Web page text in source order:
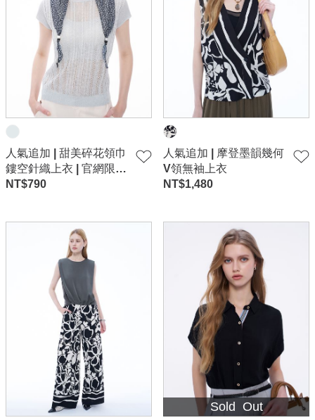
人氣追加 | 甜美碎花領巾
鏤空針織上衣 | 官網限
定-淺藍
NT$790
人氣追加 | 摩登墨韻幾何
V領無袖上衣
NT$1,480
Sold Out